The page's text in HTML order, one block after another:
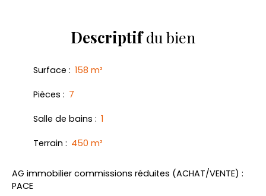
Descriptifdu bien
Surface : 158 m²
Pièces : 7
Salle de bains : 1
Terrain : 450 m²
AG immobilier commissions réduites (ACHAT/VENTE) :
PACE